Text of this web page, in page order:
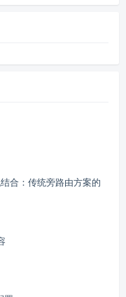
合：传统旁路由方案的